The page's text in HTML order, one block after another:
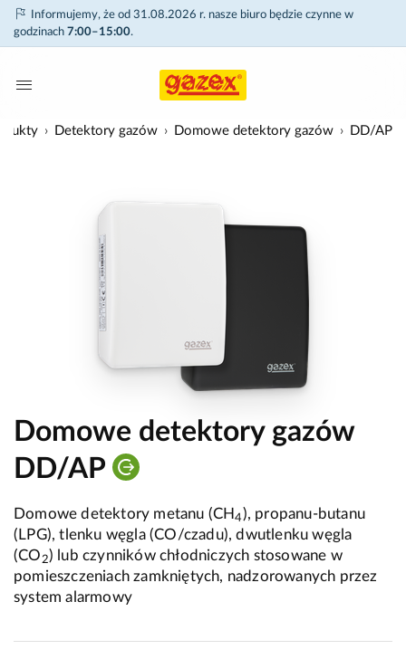
Informujemy, że od 31.08.2026 r. nasze biuro będzie czynne w
godzinach 7:00–15:00.
Detektory gazów Domowe detektory gazów DD/AP
Domowe detektory gazów
DD/AP
Domowe detektory metanu (CH 4 ), propanu-butanu
(LPG), tlenku węgla (CO/czadu), dwutlenku węgla
(CO 2) lub czynników chłodniczych stosowane w
pomieszczeniach zamkniętych, nadzorowanych przez
system alarmowy